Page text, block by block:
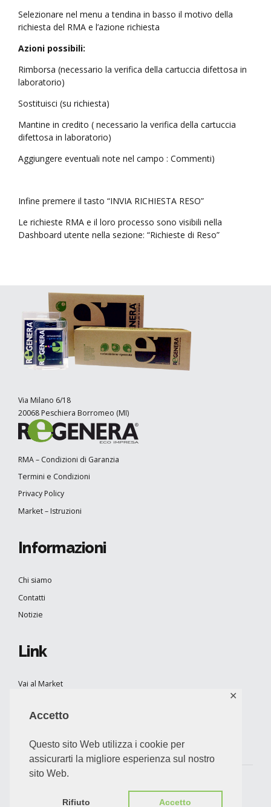
Accetto
Questo sito Web utilizza i cookie per
assicurarti la migliore esperienza sul nostro
sito Web.
Rifiuto Accetto
✕
Selezionare nel menu a tendina in basso il motivo della
richiesta del RMA e l’azione richiesta
Azioni possibili:
Rimborsa (necessario la verifica della cartuccia difettosa in
laboratorio)
Sostituisci (su richiesta)
Mantine in credito ( necessario la verifica della cartuccia
difettosa in laboratorio)
Aggiungere eventuali note nel campo : Commenti)
Infine premere il tasto “INVIA RICHIESTA RESO”
Le richieste RMA e il loro processo sono visibili nella
Dashboard utente nella sezione: “Richieste di Reso”
Via Milano 6/18
20068 Peschiera Borromeo (MI)
RMA – Condizioni di Garanzia
Termini e Condizioni
Privacy Policy
Market – Istruzioni
Informazioni
Chi siamo
Contatti
Notizie
Link
Vai al Market
Regenera per Aziende